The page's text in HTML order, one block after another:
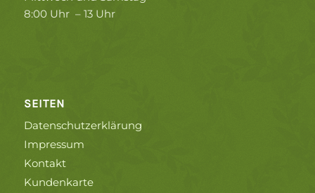
8:00 Uhr – 13 Uhr
SEITEN
Datenschutzerklärung
Impressum
Kontakt
Kundenkarte